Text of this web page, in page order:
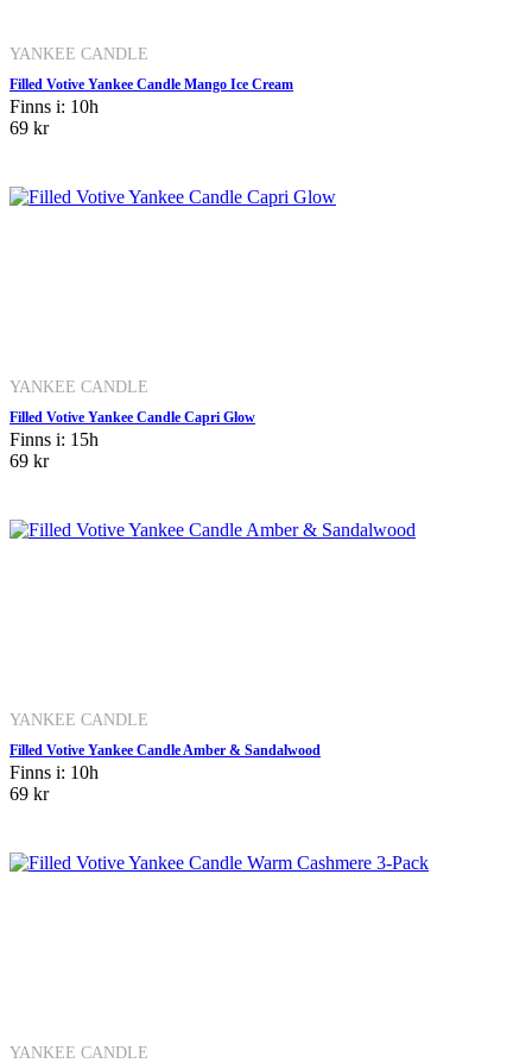
YANKEE CANDLE
Filled Votive Yankee Candle Mango Ice Cream
Finns i: 10h
69 kr
YANKEE CANDLE
Filled Votive Yankee Candle Capri Glow
Finns i: 15h
69 kr
YANKEE CANDLE
Filled Votive Yankee Candle Amber & Sandalwood
Finns i: 10h
69 kr
YANKEE CANDLE